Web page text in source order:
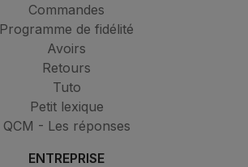
Commandes
Programme de fidélité
Avoirs
Retours
Tuto
Petit lexique
QCM - Les réponses
ENTREPRISE